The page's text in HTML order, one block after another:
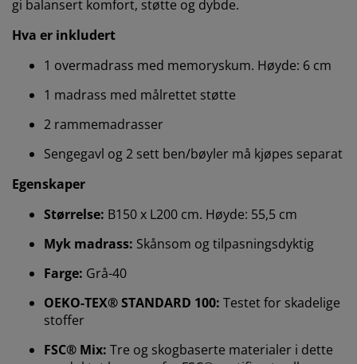
gi balansert komfort, støtte og dybde.
Hva er inkludert
1 overmadrass med memoryskum. Høyde: 6 cm
1 madrass med målrettet støtte
2 rammemadrasser
Sengegavl og 2 sett ben/bøyler må kjøpes separat
Egenskaper
Størrelse: B150 x L200 cm. Høyde: 55,5 cm
Myk madrass: Skånsom og tilpasningsdyktig
Farge: Grå-40
OEKO-TEX® STANDARD 100: Testet for skadelige
stoffer
FSC® Mix: Tre og skogbaserte materialer i dette
Vi tilpasser opplevelsen din
mobile identifikatorer for å sikre en god opplevelse når
du besøker nettsiden vår. Informasjonskapsler samler
statistikk og relevant markedsføring.